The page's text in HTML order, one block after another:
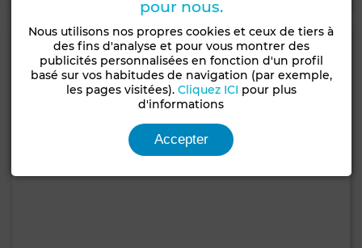
pour nous.
Nous utilisons nos propres cookies et ceux de tiers à
des fins d'analyse et pour vous montrer des
publicités personnalisées en fonction d'un profil
basé sur vos habitudes de navigation (par exemple,
les pages visitées). Cliquez ICI pour plus
d'informations
Accepter